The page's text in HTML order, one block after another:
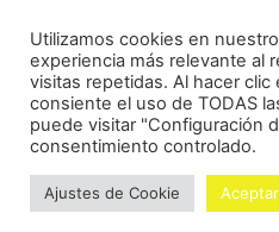
Contacto para Publicidad
Copyright © 2026 Horarios de las
Utilizamos cookies en
experiencia más relevante al
visitas repetidas. Al hacer
consiente el uso de TODAS
puede visitar "Configuración
consentimiento controlado.
Ajustes de Cookie